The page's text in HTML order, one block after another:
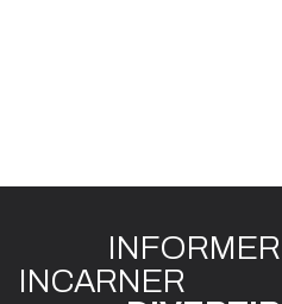
INFORMER
INCARNER